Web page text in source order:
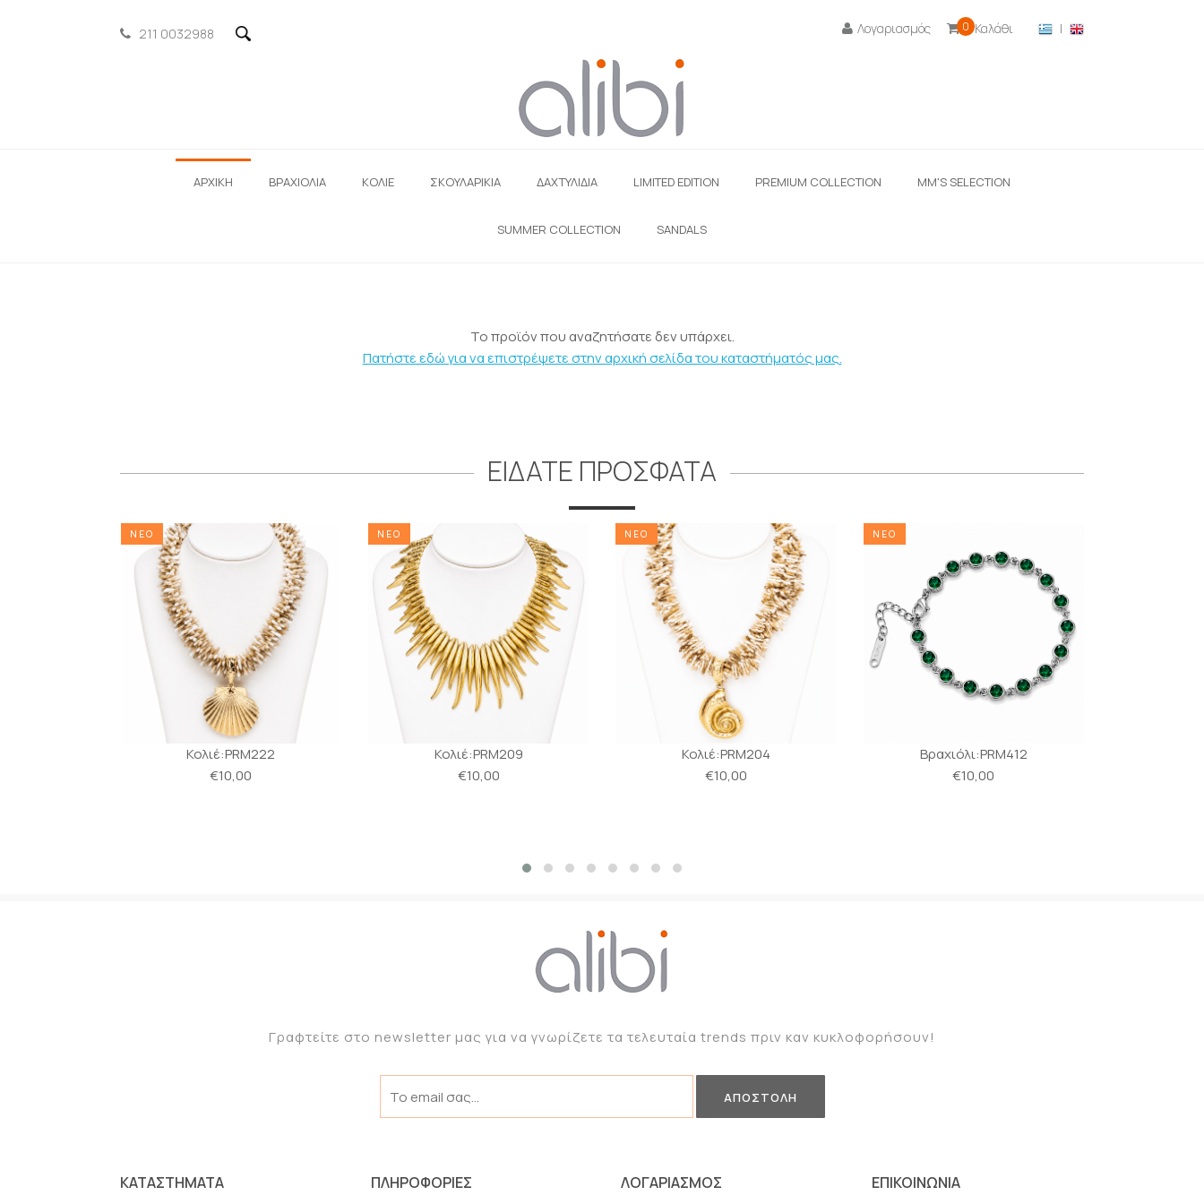
211 0032988 Λογαριασμός  0 Καλάθι |
ΑΡΧΙΚΗ ΒΡΑΧΙΟΛΙΑ ΚΟΛΙΕ ΣΚΟΥΛΑΡΊΚΙΑ ΔΑΧΤΥΛΙΔΙΑ LIMITED EDITION PREMIUM COLLECTION ΜΜ'S SELECTION
SUMMER COLLECTION SANDALS
Το προϊόν που αναζητήσατε δεν υπάρχει.
Πατήστε εδώ για να επιστρέψετε στην αρχική σελίδα του καταστήματός μας.
ΕΙΔΑΤΕ ΠΡΟΣΦΑΤΑ
ΝΕΟ
Κολιέ:PRM222
€10,00
ΝΕΟ
Κολιέ:PRM209
€10,00
ΝΕΟ
Κολιέ:PRM204
€10,00
ΝΕΟ
Βραχιόλι:PRM412
€10,00
Γραφτείτε στο newsletter μας για να γνωρίζετε τα τελευταία trends πριν καν κυκλοφορήσουν!
ΚΑΤΑΣΤΗΜΑΤΑ ΠΛΗΡΟΦΟΡΙΕΣ ΛΟΓΑΡΙΑΣΜΟΣ ΕΠΙΚΟΙΝΩΝΙΑ